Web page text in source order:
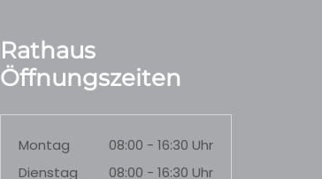
Rathaus
Öffnungszeiten
Montag
08:00 - 16:30 Uhr
Dienstag
08:00 - 16:30 Uhr